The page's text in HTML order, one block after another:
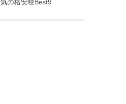
気の格安校Best9